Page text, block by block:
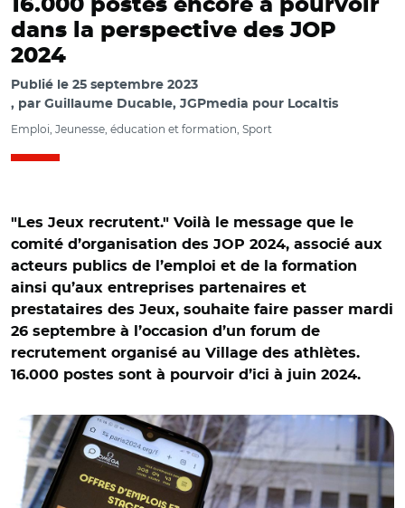
16.000 postes encore à pourvoir
dans la perspective des JOP
2024
Publié le 25 septembre 2023
par Guillaume Ducable, JGPmedia pour Localtis
Emploi, Jeunesse, éducation et formation, Sport
"Les Jeux recrutent." Voilà le message que le
comité d’organisation des JOP 2024, associé aux
acteurs publics de l’emploi et de la formation
ainsi qu’aux entreprises partenaires et
prestataires des Jeux, souhaite faire passer mardi
26 septembre à l’occasion d’un forum de
recrutement organisé au Village des athlètes.
16.000 postes sont à pourvoir d’ici à juin 2024.